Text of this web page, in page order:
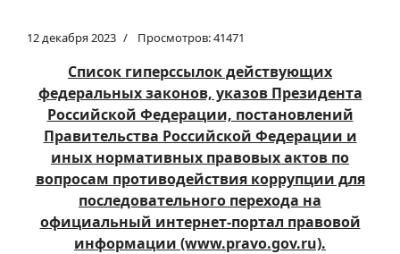
12 декабря 2023 Просмотров: 41471
Список гиперссылок действующих
федеральных законов, указов Президента
Российской Федерации, постановлений
Правительства Российской Федерации и
иных нормативных правовых актов по
вопросам противодействия коррупции для
последовательного перехода на
официальный интернет-портал правовой
информации (www.pravo.gov.ru).